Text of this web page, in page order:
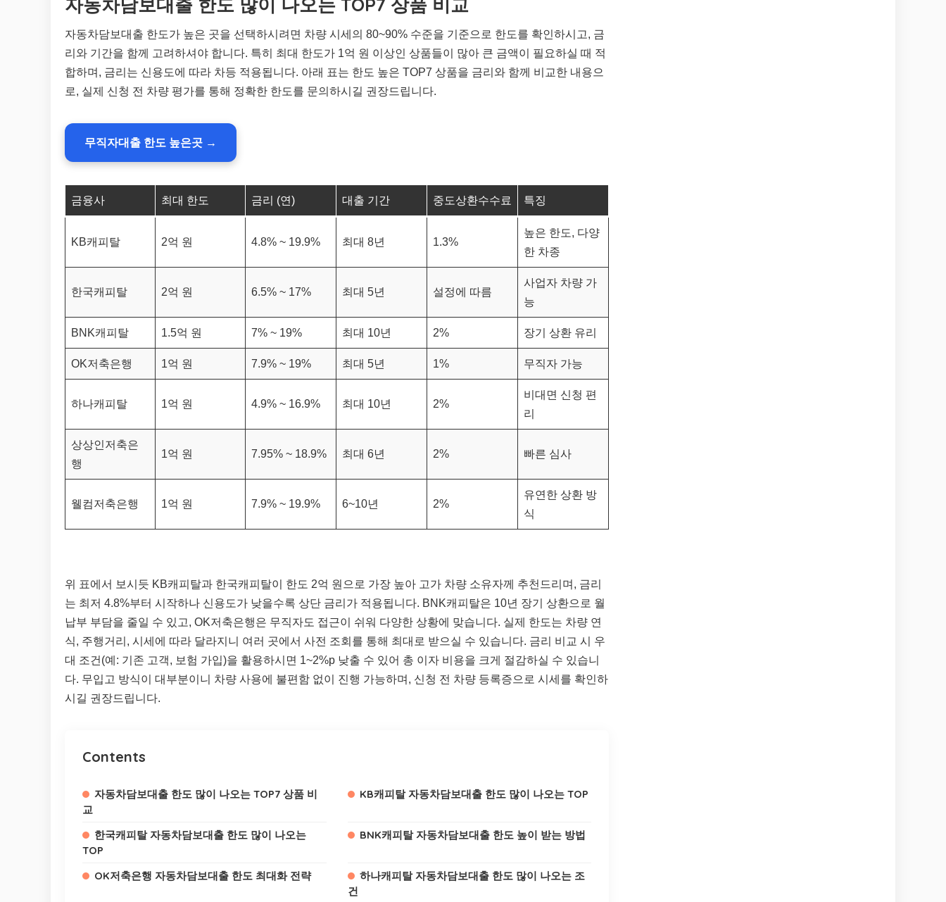
자동차담보대출 한도가 높은 곳을 선택하시려면 차량 시세의 80~90% 수준을 기준으로 한도를 확인하시고, 금
리와 기간을 함께 고려하셔야 합니다. 특히 최대 한도가 1억 원 이상인 상품들이 많아 큰 금액이 필요하실 때 적
합하며, 금리는 신용도에 따라 차등 적용됩니다. 아래 표는 한도 높은 TOP7 상품을 금리와 함께 비교한 내용으
로, 실제 신청 전 차량 평가를 통해 정확한 한도를 문의하시길 권장드립니다.
무직자대출 한도 높은곳 →
금융사 최대 한도 금리 (연) 대출 기간 중도상환수수료 특징
KB캐피탈 2억 원 4.8% ~ 19.9% 최대 8년 1.3%
높은 한도, 다양
한 차종
한국캐피탈 2억 원 6.5% ~ 17% 최대 5년 설정에 따름
사업자 차량 가
능
BNK캐피탈 1.5억 원 7% ~ 19% 최대 10년 2% 장기 상환 유리
OK저축은행 1억 원 7.9% ~ 19% 최대 5년 1% 무직자 가능
하나캐피탈 1억 원 4.9% ~ 16.9% 최대 10년 2%
비대면 신청 편
리
상상인저축은
행
1억 원 7.95% ~ 18.9% 최대 6년 2% 빠른 심사
웰컴저축은행 1억 원 7.9% ~ 19.9% 6~10년 2%
유연한 상환 방
식
위 표에서 보시듯 KB캐피탈과 한국캐피탈이 한도 2억 원으로 가장 높아 고가 차량 소유자께 추천드리며, 금리
는 최저 4.8%부터 시작하나 신용도가 낮을수록 상단 금리가 적용됩니다. BNK캐피탈은 10년 장기 상환으로 월
납부 부담을 줄일 수 있고, OK저축은행은 무직자도 접근이 쉬워 다양한 상황에 맞습니다. 실제 한도는 차량 연
식, 주행거리, 시세에 따라 달라지니 여러 곳에서 사전 조회를 통해 최대로 받으실 수 있습니다. 금리 비교 시 우
대 조건(예: 기존 고객, 보험 가입)을 활용하시면 1~2%p 낮출 수 있어 총 이자 비용을 크게 절감하실 수 있습니
다. 무입고 방식이 대부분이니 차량 사용에 불편함 없이 진행 가능하며, 신청 전 차량 등록증으로 시세를 확인하
시길 권장드립니다.
Contents
자동차담보대출 한도 많이 나오는 TOP7 상품 비
교
KB캐피탈 자동차담보대출 한도 많이 나오는 TOP
한국캐피탈 자동차담보대출 한도 많이 나오는
TOP
BNK캐피탈 자동차담보대출 한도 높이 받는 방법
OK저축은행 자동차담보대출 한도 최대화 전략
하나캐피탈 자동차담보대출 한도 많이 나오는 조
건